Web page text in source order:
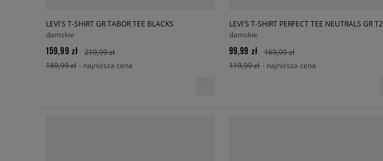
LEVI'S T-SHIRT GR TABOR TEE BLACKS
damskie
159,99 zł
219,99 zł
189,99 zł - najniższa cena
LEVI'S T-SHIRT PERFECT TEE NEUTRALS GR T2
damskie
99,99 zł
169,99 zł
119,99 zł - najniższa cena